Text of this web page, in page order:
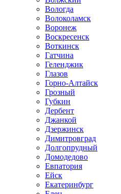
Вологда
Волоколамск
Воронеж
Воскресенск
Воткинск
Гатчина
Геленджик
Глазов
Горно-Алтайск
Грозный
Губкин
Дербент
Джанкой
Дзержинск
Димитровград
Долгопрудный
Домодедово
Евпатория
Ейск
Екатеринбург